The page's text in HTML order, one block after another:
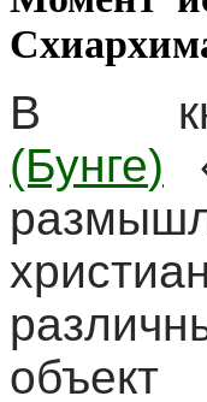
В
(Бунге)
объект